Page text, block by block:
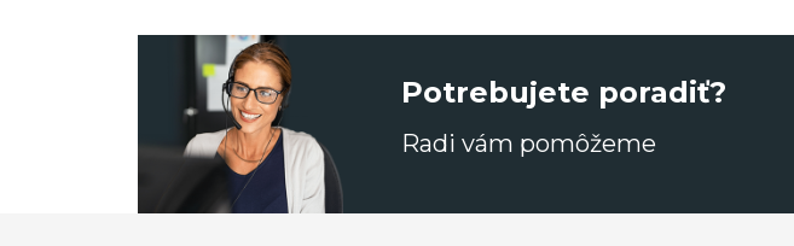
Potrebujete poradiť?
Radi vám pomôžeme